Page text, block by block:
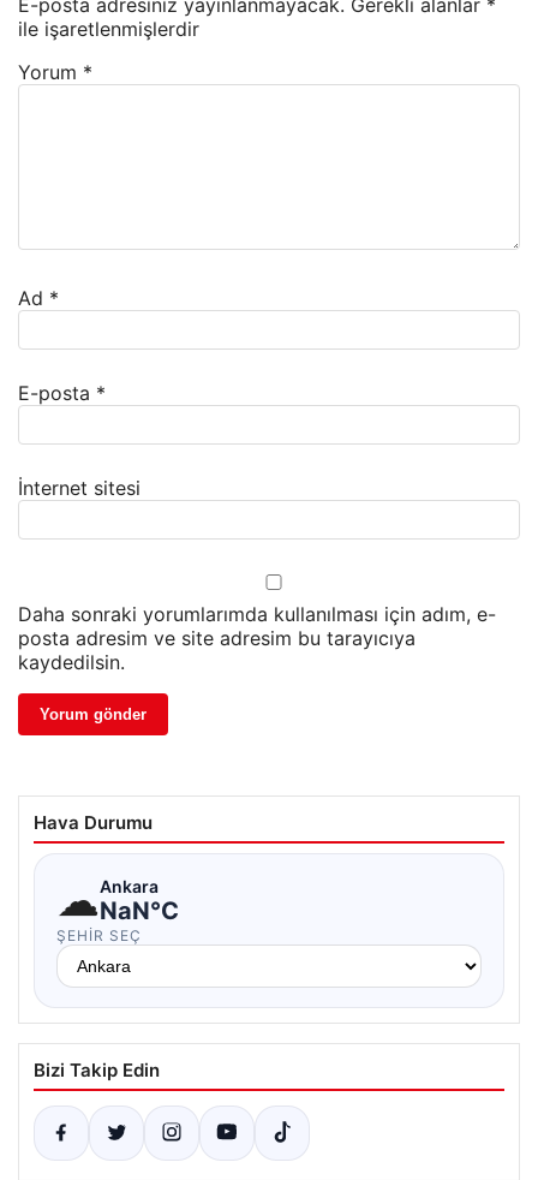
E-posta adresiniz yayınlanmayacak. Gerekli alanlar *
ile işaretlenmişlerdir
Yorum *
Ad *
E-posta *
İnternet sitesi
Daha sonraki yorumlarımda kullanılması için adım, e-
posta adresim ve site adresim bu tarayıcıya
kaydedilsin.
Hava Durumu
☁Ankara
NaN°C
ŞEHIR SEÇ
Bizi Takip Edin